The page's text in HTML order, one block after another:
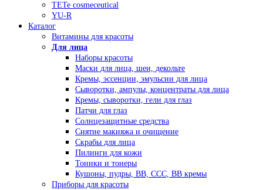
TETe cosmeceutical
YU-R
Каталог
Витамины для красоты
Для лица
Наборы красоты
Маски для лица, шеи, декольте
Кремы, эссенции, эмульсии для лица
Сыворотки, ампулы, концентраты для лица
Кремы, сыворотки, гели для глаз
Патчи для глаз
Солнцезащитные средства
Снятие макияжа и очищение
Скрабы для лица
Пилинги для кожи
Тоники и тонеры
Кушоны, пудры, ВВ, ССС, ВВ кремы
Приборы для красоты